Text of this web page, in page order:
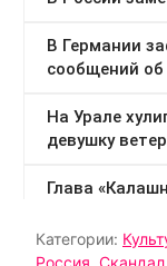
Категории:
Россия Скандал